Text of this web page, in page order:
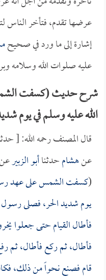
عرضها تقدم، فتأخر الناس
إشارة إلى ما ورد في صحيح
عليه صلوات الله وسلامه
شرح حديث (كسفت
الله عليه وسلم في يوم
قال المصنف رحمه الله: [
عنهشامحدثناأبو الزبيرعن
(كسفت الشمس على عهد
يوم شديد الحر، فصلى رسول
فأطال القيام حتى جعلوا
فأطال، ثم ركع فأطال، ثم
قام فصنع نحواً من ذلك،